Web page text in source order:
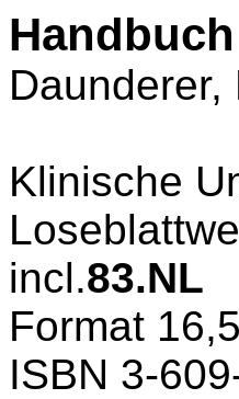
Daunderer,
Klinische
incl.83.NL
Format
ISBN 3-